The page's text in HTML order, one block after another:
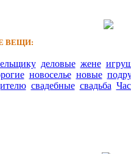
ВЕЩИ:
деловые жене
новоселье новые
свадебные свадьба